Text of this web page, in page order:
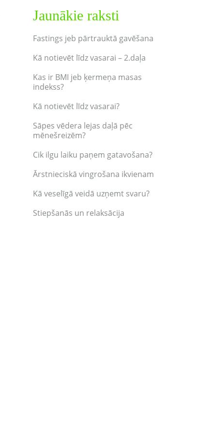
Jaunākie raksti
Fastings jeb pārtrauktā gavēšana
Kā notievēt līdz vasarai – 2.daļa
Kas ir BMI jeb ķermeņa masas
indekss?
Kā notievēt līdz vasarai?
Sāpes vēdera lejas daļā pēc
mēnešreizēm?
Cik ilgu laiku paņem gatavošana?
Ārstnieciskā vingrošana ikvienam
Kā veselīgā veidā uzņemt svaru?
Stiepšanās un relaksācija